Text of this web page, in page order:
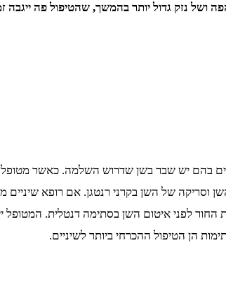
נזק גדול יותר בהמשך, שהטיפול פה ייגבה
בהם יש שבר בשן שדרוש השלמה. כאשר מטופל
וסריקה של השן בקרני רנטגן. אם רופא
לפני איטום השן בסתימה דנטלית. המטופל
הן הטיפול ההכרחי ביותר לשיניים.